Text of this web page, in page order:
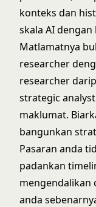
konteks dan
skala AI
Matlamatnya
researcher
researcher
strategic
maklumat.
bangunkan
Pasaran anda
padankan
mengendalikan
anda